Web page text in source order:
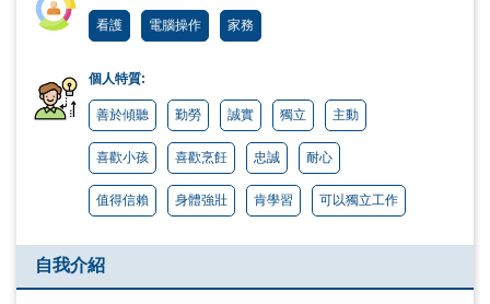
看護 電腦操作 家務
個人特質:
善於傾聽 勤勞 誠實 獨立 主動
喜歡小孩 喜歡烹飪 忠誠 耐心
值得信賴 身體強壯 肯學習 可以獨立工作
自我介紹